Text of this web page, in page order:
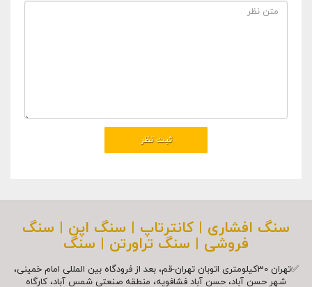
سنگ افشاری | کانترتاپ | سنگ اپن | سنگ
فروشی | سنگ تراورتن | سنگ
✅تهران 30کیلومتری اتوبان تهران-قم، بعد از فرودگاه بین المللی امام خمینی،
شهر حسن آباد، حسن آباد فشافویه، منطقه صنعتی شمس آباد، کارگاه